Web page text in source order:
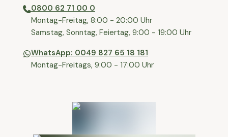
0800 62 71 00 0
⁠⁠Montag-Freitag, 8:00 - 20:00 Uhr
⁠Samstag, Sonntag, Feiertag, 9:00 - 19:00 Uhr
WhatsApp: 0049 827 65 18 181
Montag-Freitags, 9:00 - 17:00 Uhr